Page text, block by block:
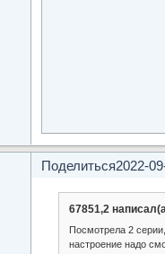
Поделиться2022-
67851,2
Посмотрела 2
настроение надо